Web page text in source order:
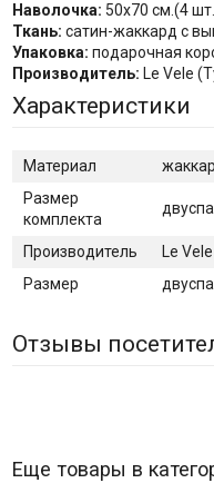
Наволочка: 50х70 см.(4
Ткань: сатин-жаккард с
Упаковка: подарочная
Производитель: Le Vele
Характеристики
Материал
Размер
комплекта
Производитель
Le Vele
Размер
Отзывы
Еще товары в